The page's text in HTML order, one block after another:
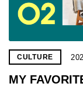
CULTURE
MY